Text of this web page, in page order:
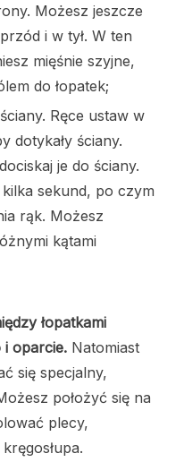
Możesz jeszcze
i w tył. W ten
mięśnie szyjne,
do łopatek;
Ręce ustaw w
dotykały ściany.
je do ściany.
sekund, po czym
rąk. Możesz
kątami
łopatkami
i oparcie. Natomiast
się specjalny,
położyć się na
plecy,